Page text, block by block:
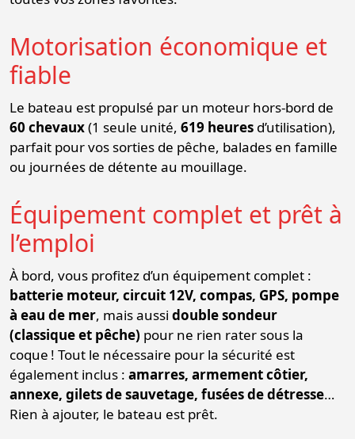
Motorisation économique et
fiable
Le bateau est propulsé par un moteur hors-bord de
60 chevaux(1 seule unité, 619 heures d’utilisation),
parfait pour vos sorties de pêche, balades en famille
ou journées de détente au mouillage.
Équipement complet et prêt à
l’emploi
À bord, vous profitez d’un équipement complet :
batterie moteur, circuit 12V, compas, GPS, pompe
à eau de mer, mais aussi double sondeur
(classique et pêche) pour ne rien rater sous la
coque ! Tout le nécessaire pour la sécurité est
également inclus : amarres, armement côtier,
annexe, gilets de sauvetage, fusées de détresse…
Rien à ajouter, le bateau est prêt.